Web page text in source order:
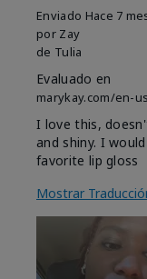
Enviado Hace 7
por Zay
de Tulia
Evaluado en
marykay.com/en-
I love this,
and shiny. I
favorite lip gloss
Mostrar